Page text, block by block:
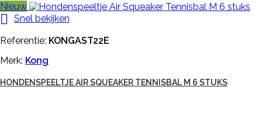
Nieuw

Snel bekijken
Referentie: KONGAST22E
Merk: Kong
HONDENSPEELTJE AIR SQUEAKER TENNISBAL M 6 STUKS